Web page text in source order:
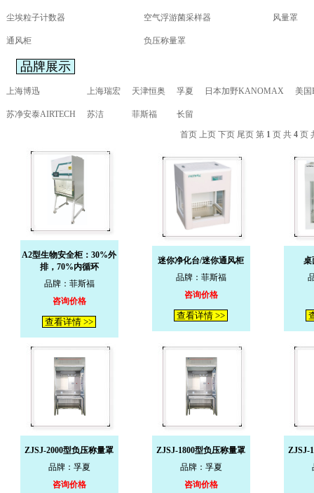
尘埃粒子计数器 空气浮游菌采样器 风量罩
通风柜 负压称量罩
品牌展示
上海博迅 上海瑞宏 天津恒奥 孚夏 日本加野KANOMAX 美国
苏净安泰AIRTECH 苏洁 菲斯福 长留
首页 上页 下页 尾页第 1 页 共 4 页
A2型生物安全柜：30%外
排，70%内循环
品牌：菲斯福
咨询价格
查看详情 >>
迷你净化台/迷你通风柜
品牌：菲斯福
咨询价格
查看详情 >>
桌
ZJSJ-2000型负压称量罩
品牌：孚夏
咨询价格
ZJSJ-1800型负压称量罩
品牌：孚夏
咨询价格
ZJSJ-